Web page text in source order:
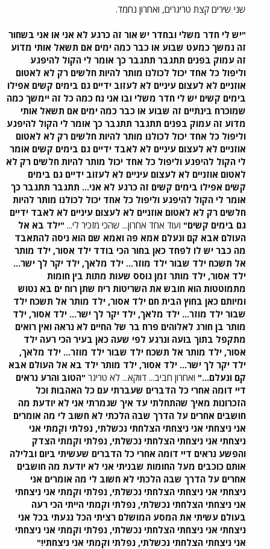
שני שירים קצת טריגרים, ואחרון נחמד.
"יש לי חדר משלי ובחדר יש אור זה כרגע לא אני או אני בשחור
זה נמשך כמעט שבוע או כבר כמה ימים אם תשאל אותי מדוע
זה עמוק בפנים תתגבר תתגבר כך אומר לי הקול להיפגע
וליפול כל אחד יכול לכולנו מותר להיות חלשים רק לא לאטום
אוזניים לא לעצום עיניים לא לעזוב ידיים גם בימים קשים אפילו
בימים קשים יש לי חדר משלי ובו אני נח כמה כל זה יימשך כמה
שמוכרח בינתיים זה שבוע או כבר כמה ימים אם תשאל אותי
מדוע זה עמוק בפנים תתגבר תתגבר כך אומר לי הקול להיפגע
וליפול כל אחד יכול לכולנו מותר להיות חלשים רק לא לאטום
אוזניים לא לעצום עיניים לא לאבד ידיים גם בימים קשים אומר
לי הקול להיפגע וליפול כל אחד יכול מותר להיות חלשים רק לא
לאטום אוזניים לא לעצום עיניים לא לעזוב ידיים גם בימים
קשים אפילו בימים קשים זה כרגע לא אני... תתגבר תתגבר כך
אומר לי הקול להיפגע וליפול כל אחד יכול לכולנו מותר להיות
חלשים רק לא לאטום אוזניים לא לעצום עיניים לא לאבד ידיים
גם בימים קשים" ועוד אחד אחרון... שהכי מזכיר לי... "ילד בא אל
העולם אבא קם ונעלם אמא פה ואמא שם הוא ניסה להתאבד
מה כבר יש לו לפחד כאן בחור הכי בודד ילד אסור, ילד מותר
אל תשכח ילד שבור ילד מוזר... ילד מלאך, ילד יקר לך ישר...
ילד אסור, ילד מותר זמן גוסס שעות מתות בין חומות
מתמוטטות הוא חובש את השריטות ריח שתן רוח ים בא נטוש
ומיותם כאן בחוץ הבית חם ילד אסור, ילד מותר אל תשכח ילד
שבור ילד מוזר... ילד מלאך, ילד יקר לך ישר... ילד אסור, ילד
מותר בן חורג לאלוהים פרח בר של החיים לא נראה ואין רואים
מתקפל בתוך בועה ונרגע לפי שעה כאן בעיר הכי רעה ילד
אסור, ילד מותר אל תשכח ילד שבור ילד מוזר... ילד מלאך,
ילד יקר לך ישר... ילד אסור, ילד מותר ילד בא אל העולם אבא
קם ונעלם..." ואחרון חביב... דווקא... לא טריגר "הטוב והרע נראים
דיי דומה אחרי כל הדברים שעברתי עם כל האהבות וכל
הזכרונות מאיך שהתחלתי עד איך שגמרתי אני לא יודעת מה
חושבים אחרים על הדרך שבה הלכתי לא חשוב לי מה אומרים
אני ניצחתי אני ניצחתי הצלחתי נכשלתי, נפלתי וקמתי אני
ניצחתי אני ניצחתי הצלחתי נכשלתי, נפלתי וקמתי הצדק
והפשע נראים דיי דומה אחרי כל הדברים שעשיתי ביום ובלילה
אותם כוכבים מעל החומות שבניתי אני לא יודעת מה חושבים
אחרים על הדרך שבה הלכתי לא חשוב לי מה אומרים אני
ניצחתי אני ניצחתי הצלחתי נכשלתי, נפלתי וקמתי אני ניצחתי
אני ניצחתי הצלחתי נכשלתי, נפלתי וקמתי הייתי הכי רעה
בעולם עשיתי את המסע המושלם רציתי הכל נגעתי בכל אני
ניצחתי אני ניצחתי הצלחתי נכשלתי, נפלתי וקמתי אני ניצחתי
אני ניצחתי הצלחתי נכשלתי, נפלתי וקמתי אני ניצחתי!"